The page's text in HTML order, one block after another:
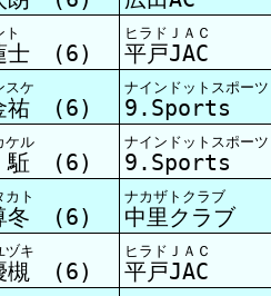
士 (6)
ヒラドＪＡＣ
平戸JAC
ケ
祐 (6)
ナインドットスポーツ
9.Sports
ケル
(6)
ナインドットスポーツ
9.Sports
ト
冬 (6)
ナカザトクラブ
中里クラブ
キ
槻 (6)
ヒラドＪＡＣ
平戸JAC